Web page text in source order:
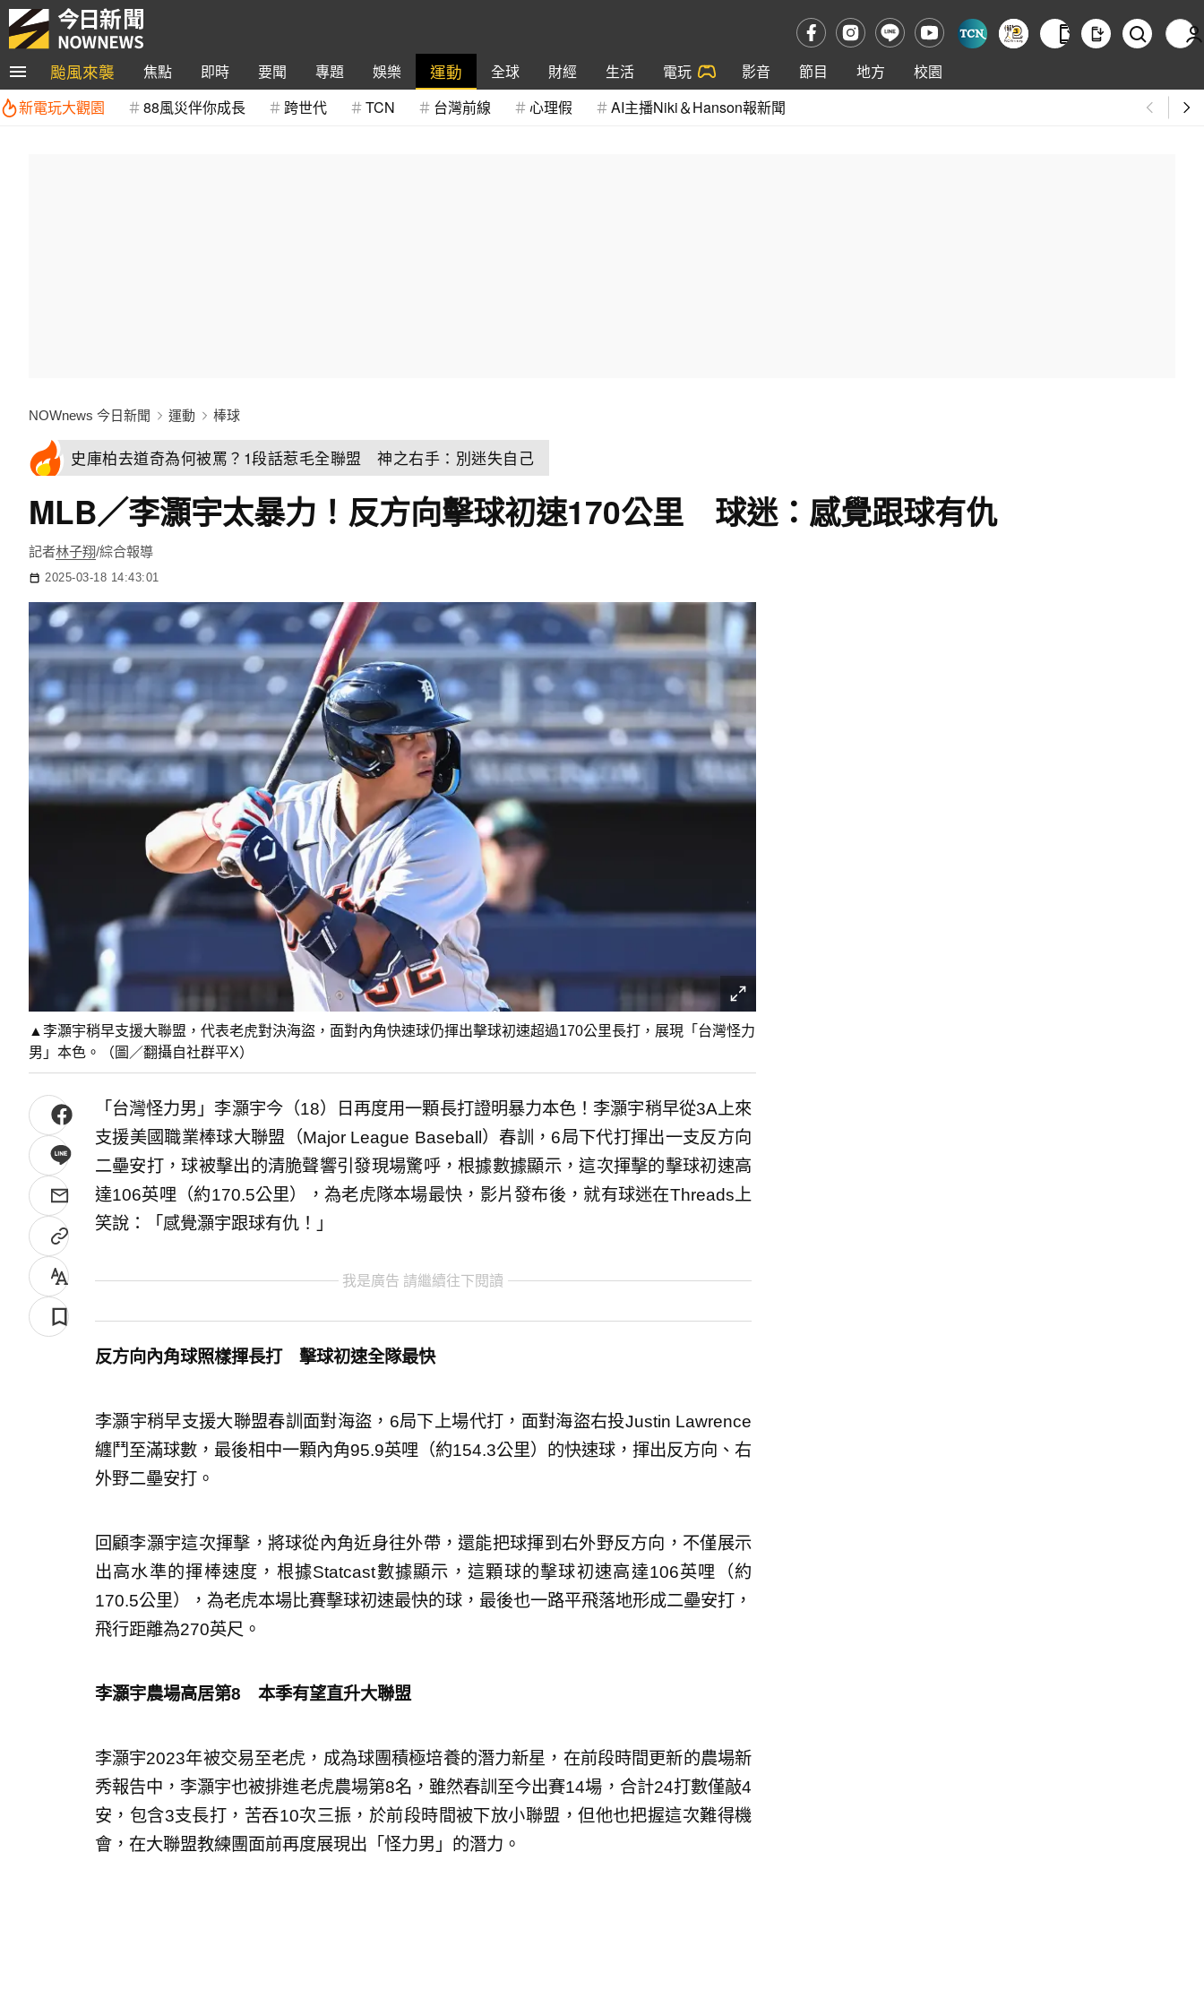
颱風來襲 焦點 即時 要聞 專題 娛樂 運動 全球 財經 生活 電玩 影音 節目 地方
校園
新電玩大觀園
88風災伴你成長 跨世代 TCN 台灣前線 心理假 AI主播Niki＆Hanson報新聞
NOWnews 今日新聞 運動 棒球
史庫柏去道奇為何被罵？1段話惹毛全聯盟 神之右手：別迷失自己
MLB／李灝宇太暴力！反方向擊球初速170公里 球迷：感覺跟球有仇
記者林子翔/綜合報導
2025-03-18 14:43:01
▲李灝宇稍早支援大聯盟，代表老虎對決海盜，面對內角快速球仍揮出擊球初速超過170公里長打，展現「台灣怪力
男」本色。（圖／翻攝自社群平X）
「台灣怪力男」李灝宇今（18）日再度用一顆長打證明暴力本色！李灝宇稍早從3A上來
支援美國職業棒球大聯盟（Major League Baseball）春訓，6局下代打揮出一支反方向
二壘安打，球被擊出的清脆聲響引發現場驚呼，根據數據顯示，這次揮擊的擊球初速高
達106英哩（約170.5公里），為老虎隊本場最快，影片發布後，就有球迷在Threads上
笑說：「感覺灝宇跟球有仇！」
我是廣告 請繼續往下閱讀
反方向內角球照樣揮長打 擊球初速全隊最快
李灝宇稍早支援大聯盟春訓面對海盜，6局下上場代打，面對海盜右投Justin Lawrence
纏鬥至滿球數，最後相中一顆內角95.9英哩（約154.3公里）的快速球，揮出反方向、右
外野二壘安打。
回顧李灝宇這次揮擊，將球從內角近身往外帶，還能把球揮到右外野反方向，不僅展示
出高水準的揮棒速度，根據Statcast數據顯示，這顆球的擊球初速高達106英哩（約
170.5公里），為老虎本場比賽擊球初速最快的球，最後也一路平飛落地形成二壘安打，
飛行距離為270英尺。
李灝宇農場高居第8 本季有望直升大聯盟
李灝宇2023年被交易至老虎，成為球團積極培養的潛力新星，在前段時間更新的農場新
秀報告中，李灝宇也被排進老虎農場第8名，雖然春訓至今出賽14場，合計24打數僅敲4
安，包含3支長打，苦吞10次三振，於前段時間被下放小聯盟，但他也把握這次難得機
會，在大聯盟教練團面前再度展現出「怪力男」的潛力。